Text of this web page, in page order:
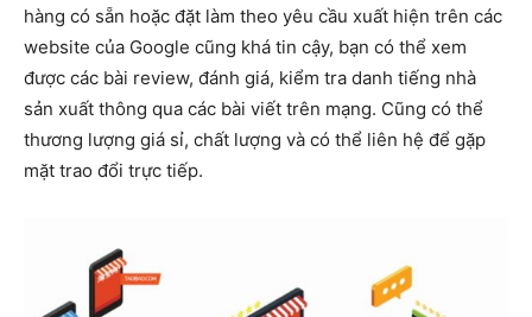
hàng có sẵn hoặc đặt làm theo yêu cầu xuất hiện trên các
website của Google cũng khá tin cậy, bạn có thể xem
được các bài review, đánh giá, kiểm tra danh tiếng nhà
sản xuất thông qua các bài viết trên mạng. Cũng có thể
thương lượng giá sỉ, chất lượng và có thể liên hệ để gặp
mặt trao đổi trực tiếp.